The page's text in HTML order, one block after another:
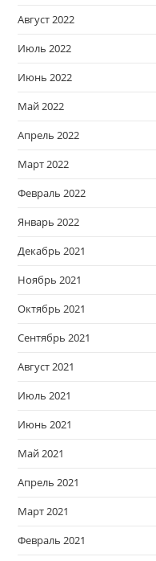
Август 2022
Июль 2022
Июнь 2022
Май 2022
Апрель 2022
Март 2022
Февраль 2022
Январь 2022
Декабрь 2021
Ноябрь 2021
Октябрь 2021
Сентябрь 2021
Август 2021
Июль 2021
Июнь 2021
Май 2021
Апрель 2021
Март 2021
Февраль 2021